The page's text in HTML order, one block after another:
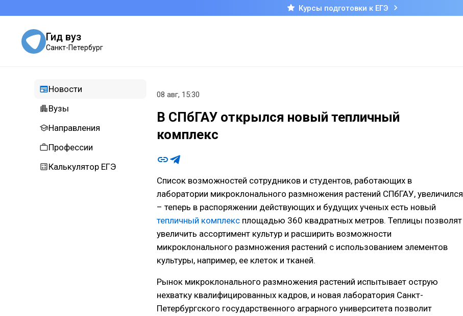
Курсы подготовки к ЕГЭ
Гид вуз
Санкт-Петербург
Новости
Вузы
Направления
Профессии
Калькулятор ЕГЭ
08 авг, 15:30
В СПбГАУ открылся новый тепличный
комплекс
Список возможностей сотрудников и студентов, работающих в
лаборатории микроклонального размножения растений СПбГАУ, увеличился
– теперь в распоряжении действующих и будущих ученых есть новый
тепличный комплекс площадью 360 квадратных метров. Теплицы позволят
увеличить ассортимент культур и расширить возможности
микроклонального размножения растений с использованием элементов
культуры, например, ее клеток и тканей.
Рынок микроклонального размножения растений испытывает острую
нехватку квалифицированных кадров, и новая лаборатория Санкт-
Петербургского государственного аграрного университета позволит